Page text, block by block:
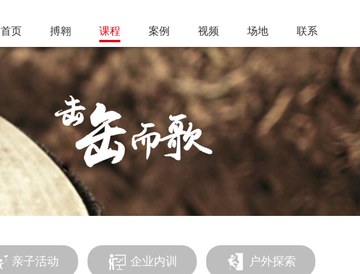
首页 搏翱 课程 案例 视频 场地 联系
亲子活动 企业内训 户外探索